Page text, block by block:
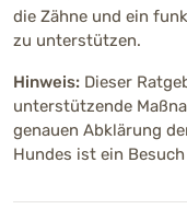
die Zähne und ein
zu unterstützen.
Hinweis: Dieser
unterstützende
genauen Abklärung
Hundes ist ein